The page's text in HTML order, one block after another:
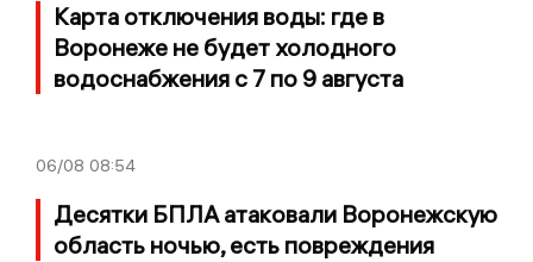
Карта отключения воды: где в
Воронеже не будет холодного
водоснабжения с 7 по 9 августа
06/08 08:54
Десятки БПЛА атаковали Воронежскую
область ночью, есть повреждения